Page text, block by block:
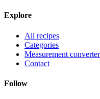
Explore
All recipes
Categories
Measurement converter
Contact
Follow